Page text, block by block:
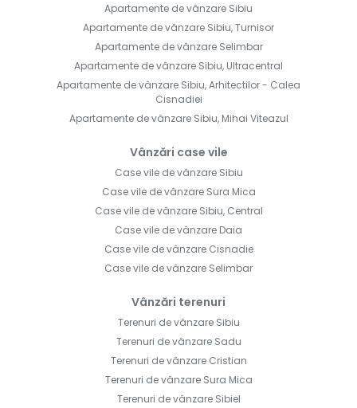
Apartamente de vânzare Sibiu
Apartamente de vânzare Sibiu, Turnisor
Apartamente de vânzare Selimbar
Apartamente de vânzare Sibiu, Ultracentral
Apartamente de vânzare Sibiu, Arhitectilor - Calea
Cisnadiei
Apartamente de vânzare Sibiu, Mihai Viteazul
Vânzări case vile
Case vile de vânzare Sibiu
Case vile de vânzare Sura Mica
Case vile de vânzare Sibiu, Central
Case vile de vânzare Daia
Case vile de vânzare Cisnadie
Case vile de vânzare Selimbar
Vânzări terenuri
Terenuri de vânzare Sibiu
Terenuri de vânzare Sadu
Terenuri de vânzare Cristian
Terenuri de vânzare Sura Mica
Terenuri de vânzare Sibiel